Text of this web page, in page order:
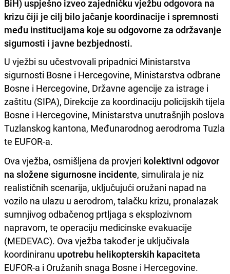
BiH) uspješno izveo zajedničku vježbu odgovora na
krizu čiji je cilj bilo jačanje koordinacije i spremnosti
među institucijama koje su odgovorne za održavanje
sigurnosti i javne bezbjednosti.
U vježbi su učestvovali pripadnici Ministarstva
sigurnosti Bosne i Hercegovine, Ministarstva odbrane
Bosne i Hercegovine, Državne agencije za istrage i
zaštitu (SIPA), Direkcije za koordinaciju policijskih tijela
Bosne i Hercegovine, Ministarstva unutrašnjih poslova
Tuzlanskog kantona, Međunarodnog aerodroma Tuzla
te EUFOR-a.
Ova vježba, osmišljena da provjeri kolektivni odgovor
na složene sigurnosne incidente, simulirala je niz
realističnih scenarija, uključujući oružani napad na
vozilo na ulazu u aerodrom, talačku krizu, pronalazak
sumnjivog odbačenog prtljaga s eksplozivnom
napravom, te operaciju medicinske evakuacije
(MEDEVAC). Ova vježba također je uključivala
koordiniranu upotrebu helikopterskih kapaciteta
EUFOR-a i Oružanih snaga Bosne i Hercegovine.